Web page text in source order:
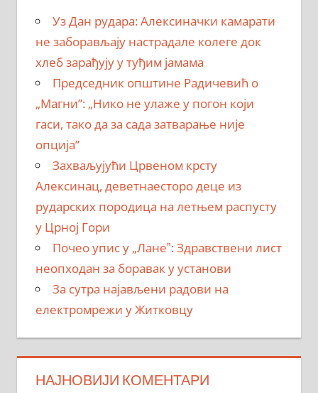
Уз Дан рудара: Алексиначки камарати
не заборављају настрадале колеге док
хлеб зарађују у туђим јамама
Председник општине Радичевић о
„Магни”: „Нико не улаже у погон који
гаси, тако да за сада затварање није
опција”
Захваљујући Црвеном крсту
Алексинац, деветнаесторо деце из
рударских породица на летњем распусту
у Црној Гори
Почео упис у „Ланеˮ: Здравствени лист
неопходан за боравак у установи
За сутра најављени радови на
електромрежи у Житковцу
НАЈНОВИЈИ КОМЕНТАРИ